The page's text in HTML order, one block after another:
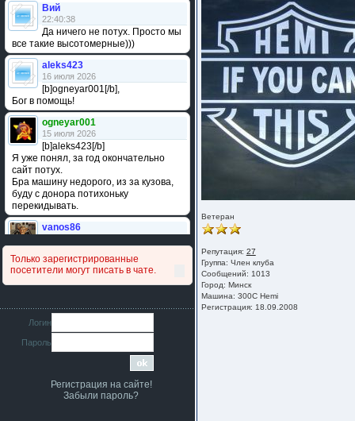
Вий
22:40:38
Да ничего не потух. Просто мы
все такие высотомерные)))
aleks423
16 июля 2026
[b]ogneyar001[/b],
Бог в помощь!
ogneyar001
15 июля 2026
[b]aleks423[/b]
Я уже понял, за год окончательно
сайт потух.
Бра машину недорого, из за кузова,
буду с донора потихоньку
перекидывать.
vanos86
сравнивал подушку акпп бензиновой и
дизельной машины намера
4578063AG и 4578061AG? По фото
iMrCoffeeBLR4
11 июля 2026
[b]era124[/b],
Ага понял буду знать спасибо
era124
7 июля 2026
Только зарегистрированные
посетители могут писать в чате.
Логин
Пароль
Регистрация на сайте!
Забыли пароль?
Ветеран
Репутация: 27
Группа: Член клуба
Сообщений: 1013
Город: Минск
Машина: 300С Hemi
Регистрация: 18.09.2008